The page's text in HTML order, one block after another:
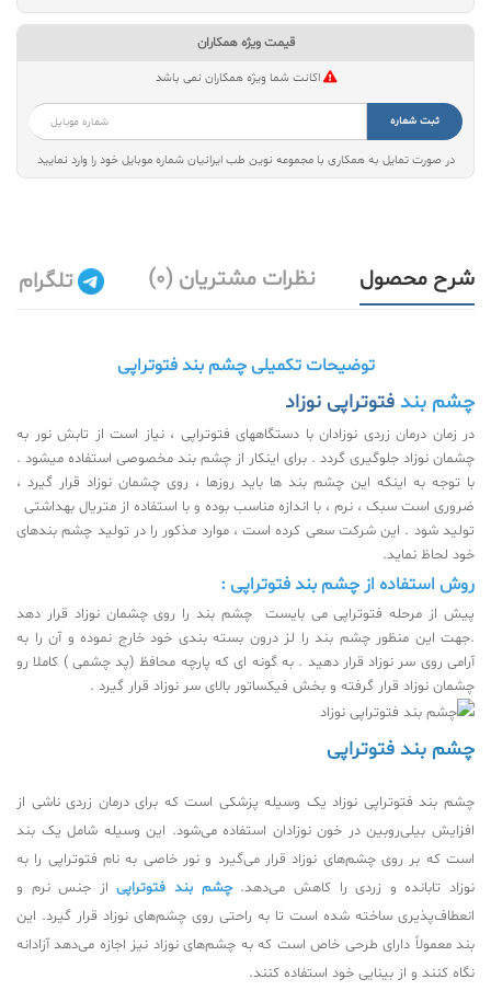
قیمت ویژه همکاران
اکانت شما ویژه همکاران نمی باشد
ثبت شماره
در صورت تمایل به همکاری با مجموعه نوین طب ایرانیان شماره موبایل خود را وارد نمایید
شرح محصول نظرات مشتریان (0) تلگرام
توضیحات تکمیلی چشم بند فتوتراپی
چشم بند فتوتراپی نوزاد
در زمان درمان زردی نوزادان با دستگاههای فتوتراپی ، نیاز است از تابش نور به
چشمان نوزاد جلوگیری گردد . برای اینکار از چشم بند مخصوصی استفاده میشود .
با توجه به اینکه این چشم بند ها باید روزها ، روی چشمان نوزاد قرار گیرد ،
ضروری است سبک ، نرم ، با اندازه مناسب بوده و با استفاده از متریال بهداشتی
تولید شود . این شرکت سعی کرده است ، موارد مذکور را در تولید چشم بندهای
خود لحاظ نماید.
روش استفاده از چشم بند فتوتراپی :
پیش از مرحله فتوتراپی می بایست چشم بند را روی چشمان نوزاد قرار دهد
.جهت این منظور چشم بند را لز درون بسته بندی خود خارج نموده و آن را به
آرامی روی سر نوزاد قرار دهید . به گونه ای که پارچه محافظ (پد چشمی ) کاملا رو
چشمان نوزاد قرار گرفته و بخش فیکساتور بالای سر نوزاد قرار گیرد .
چشم بند فتوتراپی
چشم بند فتوتراپی نوزاد یک وسیله پزشکی است که برای درمان زردی ناشی از
افزایش بیلی‌روبین در خون نوزادان استفاده می‌شود. این وسیله شامل یک بند
است که بر روی چشم‌های نوزاد قرار می‌گیرد و نور خاصی به نام فتوتراپی را به
نوزاد تابانده و زردی را کاهش می‌دهد.چشم بند فتوتراپیاز جنس نرم و
انعطاف‌پذیری ساخته شده است تا به راحتی روی چشم‌های نوزاد قرار گیرد. این
بند معمولاً دارای طرحی خاص است که به چشم‌های نوزاد نیز اجازه می‌دهد آزادانه
نگاه کنند و از بینایی خود استفاده کنند.